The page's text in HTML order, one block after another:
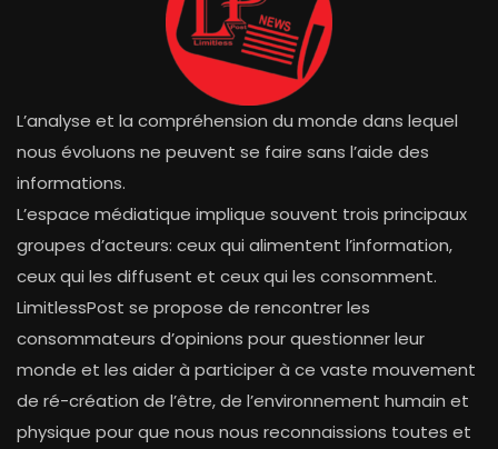
L’analyse et la compréhension du monde dans lequel
nous évoluons ne peuvent se faire sans l’aide des
informations.
L’espace médiatique implique souvent trois principaux
groupes d’acteurs: ceux qui alimentent l’information,
ceux qui les diffusent et ceux qui les consomment.
LimitlessPost se propose de rencontrer les
consommateurs d’opinions pour questionner leur
monde et les aider à participer à ce vaste mouvement
de ré-création de l’être, de l’environnement humain et
physique pour que nous nous reconnaissions toutes et